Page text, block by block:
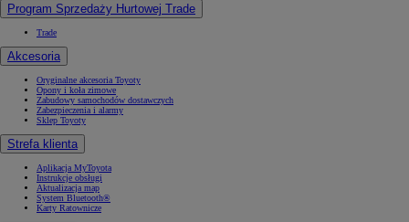
Program Sprzedaży Hurtowej Trade
Trade
Akcesoria
Oryginalne akcesoria Toyoty
Opony i koła zimowe
Zabudowy samochodów dostawczych
Zabezpieczenia i alarmy
Sklep Toyoty
Strefa klienta
Aplikacja MyToyota
Instrukcje obsługi
Aktualizacja map
System Bluetooth®
Karty Ratownicze